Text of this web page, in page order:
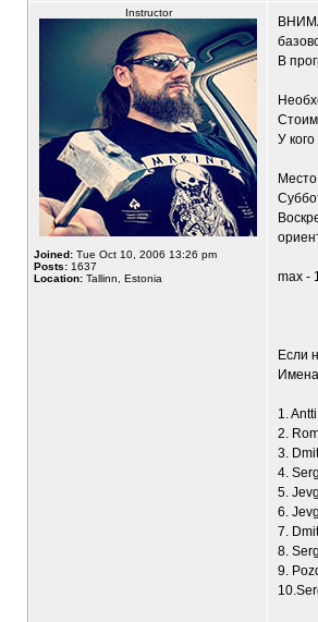
Instructor
Joined: Tue Oct 10, 2006 13:26 pm
Posts: 1637
Location: Tallinn, Estonia
В
У
max -
Если
1.
2.
3.
4.
5.
6.
7.
8.
9.